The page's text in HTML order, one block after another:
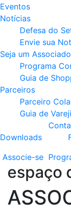
Eventos
Notícias
Defesa do
Envie sua
Seja um Associado
Programa
Guia de
Parceiros
Parceiro
Guia de
Downloads
Associe-se
espaço